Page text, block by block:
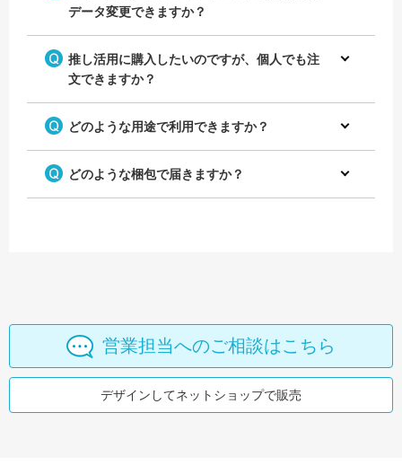
データ変更できますか？
推し活用に購入したいのですが、個人でも注
文できますか？
どのような用途で利用できますか？
どのような梱包で届きますか？
営業担当へのご相談はこちら
デザインしてネットショップで販売